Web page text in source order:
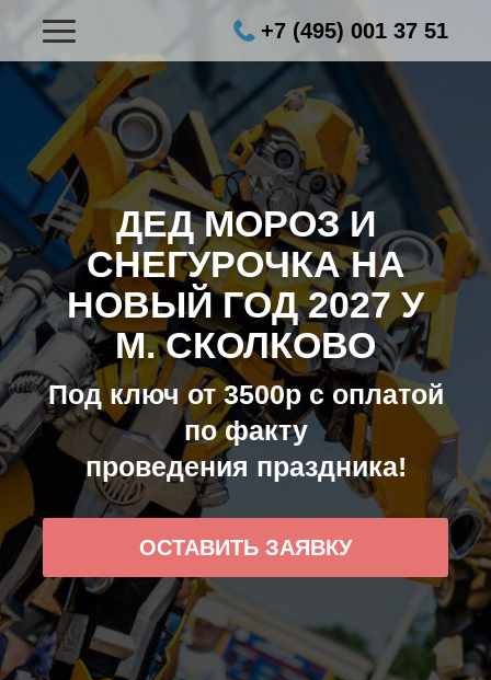
+7 (495) 001 37 51
ДЕД МОРОЗ И
СНЕГУРОЧКА НА
НОВЫЙ ГОД 2027 У
М. СКОЛКОВО
Под ключ от 3500р с оплатой
по факту
проведения праздника!
ОСТАВИТЬ ЗАЯВКУ